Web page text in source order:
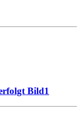
Bild1